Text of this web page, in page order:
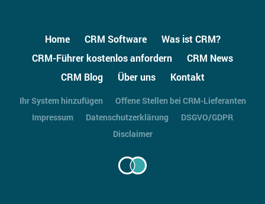
Home CRM Software
Was ist CRM?
CRM-Führer kostenlos anfordern
CRM News
CRM Blog
Über uns Kontakt
Ihr System hinzufügen
Offene Stellen bei CRM-Lieferanten
Impressum
Datenschutzerklärung
DSGVO/GDPR
Disclaimer